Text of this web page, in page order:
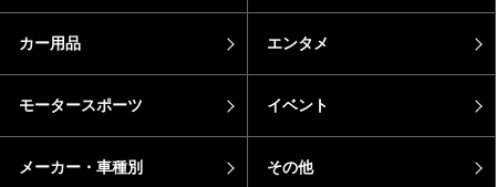
カー用品 エンタメ
モータースポーツ イベント
メーカー・車種別 その他